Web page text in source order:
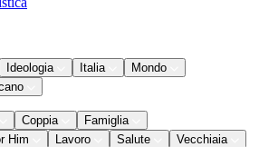
Ideologia Italia
Mondo
Coppia
Famiglia
Him
Lavoro Salute
Vecchiaia